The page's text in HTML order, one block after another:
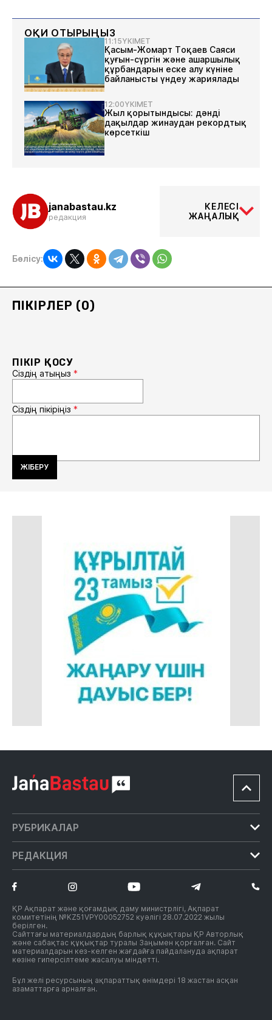
ОҚИ ОТЫРЫҢЫЗ
11:15ҮКІМЕТ
Қасым-Жомарт Тоқаев Саяси
қуғын-сүргін және ашаршылық
құрбандарын еске алу күніне
байланысты үндеу жариялады
12:00ҮКІМЕТ
Жыл қорытындысы: дәнді
дақылдар жинаудан рекордтық
көрсеткіш
janabastau.kz
редакция
КЕЛЕСІ
ЖАҢАЛЫҚ
Бөлісу:
ПІКІРЛЕР (0)
ПІКІР ҚОСУ
Сіздің атыңыз *
Сіздің пікіріңіз *
ЖІБЕРУ
Бұл желі ресурсының ақпараттық өнімдері 18 жастан асқан
азаматтарға арналған.
РУБРИКАЛАР
Мәдениет
Саясат
Редакция таңдауы
Әлеумет
Экономика
Қоғам
Таным
РЕДАКЦИЯ
Ақмола облысының прокуратурасы «Құқықтық
тәртіп әліппесі» акциясын өткізді
Редакция саясаты
Сайт материалын пайдалану ережесi
ҚР Ақпарат және қоғамдық даму министрлігі, Ақпарат
комитетінің №KZ51VPY00052752 куәлігі 28.07.2022 жылы
берілген.
Сайттағы материалдардың барлық құқықтары ҚР Авторлық
және сабақтас құқықтар туралы Заңымен қорғалған. Сайт
материалдарын кез-келген жағдайға пайдалануда ақпарат
көзіне гиперсілтеме жасалуы міндетті.